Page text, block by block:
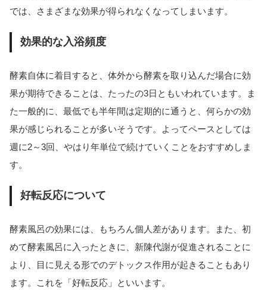
では、さまざまな効果が得られなくなってしまいます。
効果的な入浴頻度
酵素自体に着目すると、体外から酵素を取り込んだ場合に効
果が期待できることは、たったの3日ともいわれています。ま
た一般的に、最低でも半年間は定期的に通うと、何らかの効
果が感じられることが多いそうです。よってペースとしては
週に2～3回、やはり年単位で続けていくことをおすすめしま
す。
好転反応について
酵素風呂の効果には、もちろん個人差があります。また、初
めて酵素風呂に入ったときに、新陳代謝が促進されることに
より、目に見える形でのデトックス作用が起きることもあり
ます。これを「好転反応」といいます。